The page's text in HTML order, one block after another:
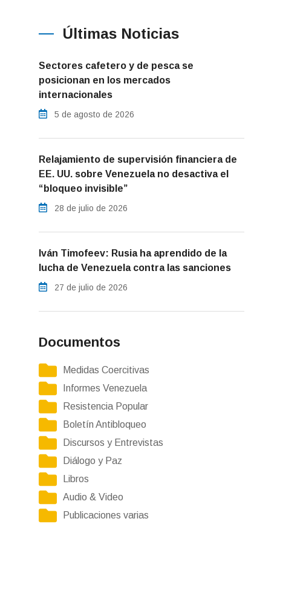
Últimas Noticias
Sectores cafetero y de pesca se
posicionan en los mercados
internacionales
5 de agosto de 2026
Relajamiento de supervisión financiera de
EE. UU. sobre Venezuela no desactiva el
“bloqueo invisible”
28 de julio de 2026
Iván Timofeev: Rusia ha aprendido de la
lucha de Venezuela contra las sanciones
27 de julio de 2026
Documentos
Medidas Coercitivas
Informes Venezuela
Resistencia Popular
Boletín Antibloqueo
Discursos y Entrevistas
Diálogo y Paz
Libros
Audio & Video
Publicaciones varias